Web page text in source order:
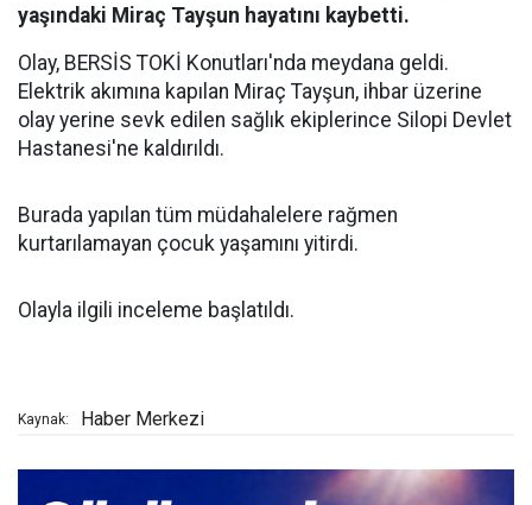
yaşındaki Miraç Tayşun hayatını kaybetti.
Olay, BERSİS TOKİ Konutları'nda meydana geldi.
Elektrik akımına kapılan Miraç Tayşun, ihbar üzerine
olay yerine sevk edilen sağlık ekiplerince Silopi Devlet
Hastanesi'ne kaldırıldı.
Burada yapılan tüm müdahalelere rağmen
kurtarılamayan çocuk yaşamını yitirdi.
Olayla ilgili inceleme başlatıldı.
Kaynak: Haber Merkezi